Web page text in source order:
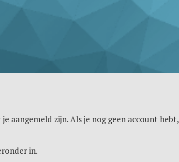
aangemeld zijn. Als je nog geen account hebt,
in.